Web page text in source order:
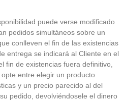
puede verse modificado
pedidos simultáneos sobre un
conlleven el fin de las existencias
entrega se indicará al Cliente en el
fin de existencias fuera definitivo,
entre elegir un producto
y un precio parecido al del
pedido, devolviéndosele el dinero